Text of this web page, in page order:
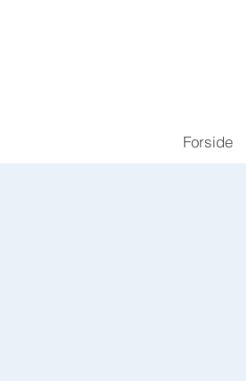
Forside